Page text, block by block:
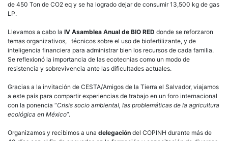
de 450 Ton de CO2 eq y se ha logrado dejar de consumir 13,500 kg de gas
LP.
Llevamos a cabo la IV Asamblea Anual de BIO RED donde se reforzaron
temas organizativos, técnicos sobre el uso de biofertilizante, y de
inteligencia financiera para administrar bien los recursos de cada familia.
Se reflexionó la importancia de las ecotecnias como un modo de
resistencia y sobrevivencia ante las dificultades actuales.
Gracias a la invitación de CESTA/Amigos de la Tierra el Salvador, viajamos
a este país para compartir experiencias de trabajo en un foro internacional
con la ponencia “Crisis socio ambiental, las problemáticas de la agricultura
ecológica en México”.
Organizamos y recibimos a una delegación del COPINH durante más de